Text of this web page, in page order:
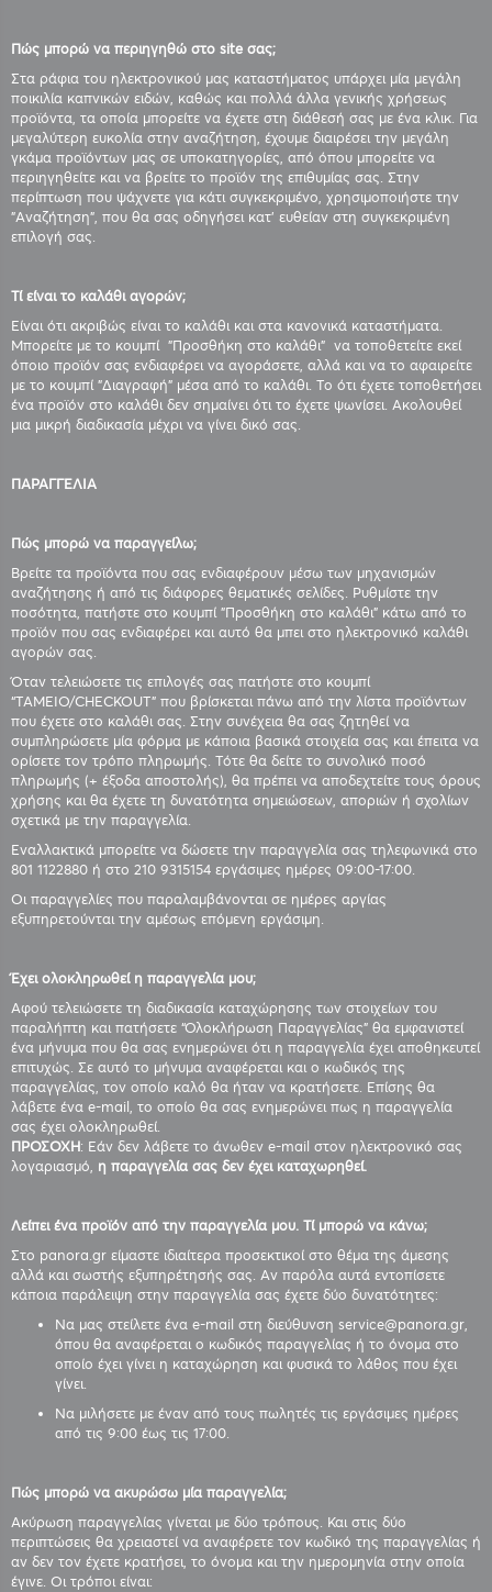
Πώς μπορώ να περιηγηθώ στο site σας;
Στα ράφια του ηλεκτρονικού μας καταστήματος υπάρχει μία μεγάλη
ποικιλία καπνικών ειδών, καθώς και πολλά άλλα γενικής χρήσεως
προϊόντα, τα οποία μπορείτε να έχετε στη διάθεσή σας με ένα κλικ. Για
μεγαλύτερη ευκολία στην αναζήτηση, έχουμε διαιρέσει την μεγάλη
γκάμα προϊόντων μας σε υποκατηγορίες, από όπου μπορείτε να
περιηγηθείτε και να βρείτε το προϊόν της επιθυμίας σας. Στην
περίπτωση που ψάχνετε για κάτι συγκεκριμένο, χρησιμοποιήστε την
"Αναζήτηση", που θα σας οδηγήσει κατ' ευθείαν στη συγκεκριμένη
επιλογή σας.
Τί είναι το καλάθι αγορών;
Είναι ότι ακριβώς είναι το καλάθι και στα κανονικά καταστήματα.
Μπορείτε με το κουμπί "Προσθήκη στο καλάθι" να τοποθετείτε εκεί
όποιο προϊόν σας ενδιαφέρει να αγοράσετε, αλλά και να το αφαιρείτε
με το κουμπί "Διαγραφή" μέσα από το καλάθι. Το ότι έχετε τοποθετήσει
ένα προϊόν στο καλάθι δεν σημαίνει ότι το έχετε ψωνίσει. Ακολουθεί
μια μικρή διαδικασία μέχρι να γίνει δικό σας.
ΠΑΡΑΓΓΕΛΙΑ
Πώς μπορώ να παραγγείλω;
Βρείτε τα προϊόντα που σας ενδιαφέρουν μέσω των μηχανισμών
αναζήτησης ή από τις διάφορες θεματικές σελίδες. Ρυθμίστε την
ποσότητα, πατήστε στο κουμπί "Προσθήκη στο καλάθι" κάτω από το
προϊόν που σας ενδιαφέρει και αυτό θα μπει στο ηλεκτρονικό καλάθι
αγορών σας.
Όταν τελειώσετε τις επιλογές σας πατήστε στο κουμπί
“ΤΑΜΕΙΟ/CHECKOUT” που βρίσκεται πάνω από την λίστα προϊόντων
που έχετε στο καλάθι σας. Στην συνέχεια θα σας ζητηθεί να
συμπληρώσετε μία φόρμα με κάποια βασικά στοιχεία σας και έπειτα να
ορίσετε τον τρόπο πληρωμής. Τότε θα δείτε το συνολικό ποσό
πληρωμής (+ έξοδα αποστολής), θα πρέπει να αποδεχτείτε τους όρους
χρήσης και θα έχετε τη δυνατότητα σημειώσεων, αποριών ή σχολίων
σχετικά με την παραγγελία.
Εναλλακτικά μπορείτε να δώσετε την παραγγελία σας τηλεφωνικά στο
801 1122880 ή στο 210 9315154 εργάσιμες ημέρες 09:00-17:00.
Οι παραγγελίες που παραλαμβάνονται σε ημέρες αργίας
εξυπηρετούνται την αμέσως επόμενη εργάσιμη.
Έχει ολοκληρωθεί η παραγγελία μου;
Αφού τελειώσετε τη διαδικασία καταχώρησης των στοιχείων του
παραλήπτη και πατήσετε “Ολοκλήρωση Παραγγελίας” θα εμφανιστεί
ένα μήνυμα που θα σας ενημερώνει ότι η παραγγελία έχει αποθηκευτεί
επιτυχώς. Σε αυτό το μήνυμα αναφέρεται και ο κωδικός της
παραγγελίας, τον οποίο καλό θα ήταν να κρατήσετε. Επίσης θα
λάβετε ένα e-mail, το οποίο θα σας ενημερώνει πως η παραγγελία
σας έχει ολοκληρωθεί.
ΠΡΟΣΟΧΗ: Εάν δεν λάβετε το άνωθεν e-mail στον ηλεκτρονικό σας
λογαριασμό, η παραγγελία σας δεν έχει καταχωρηθεί.
Λείπει ένα προϊόν από την παραγγελία μου. Τί μπορώ να κάνω;
Στο panora.gr είμαστε ιδιαίτερα προσεκτικοί στο θέμα της άμεσης
αλλά και σωστής εξυπηρέτησής σας. Αν παρόλα αυτά εντοπίσετε
κάποια παράλειψη στην παραγγελία σας έχετε δύο δυνατότητες:
Να μας στείλετε ένα e-mail στη διεύθυνση service@panora.gr,
όπου θα αναφέρεται ο κωδικός παραγγελίας ή το όνομα στο
οποίο έχει γίνει η καταχώρηση και φυσικά το λάθος που έχει
γίνει.
Να μιλήσετε με έναν από τους πωλητές τις εργάσιμες ημέρες
από τις 9:00 έως τις 17:00.
Πώς μπορώ να ακυρώσω μία παραγγελία;
Ακύρωση παραγγελίας γίνεται με δύο τρόπους. Και στις δύο
περιπτώσεις θα χρειαστεί να αναφέρετε τον κωδικό της παραγγελίας ή
αν δεν τον έχετε κρατήσει, το όνομα και την ημερομηνία στην οποία
έγινε. Οι τρόποι είναι: